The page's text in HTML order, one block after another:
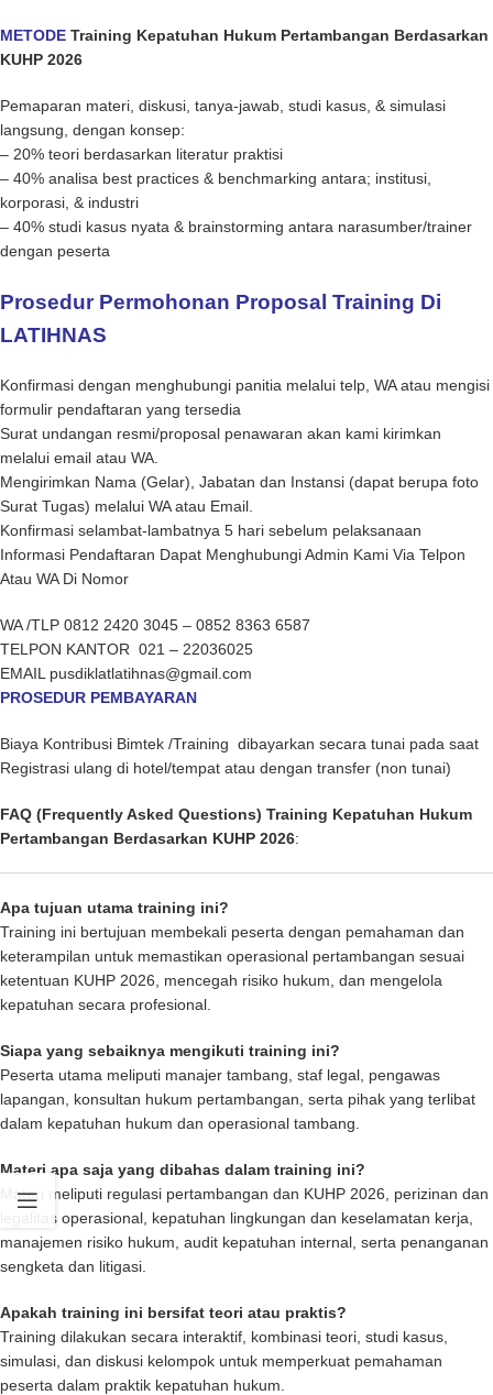
METODE Training Kepatuhan Hukum Pertambangan Berdasarkan
KUHP 2026
Pemaparan materi, diskusi, tanya-jawab, studi kasus, & simulasi
langsung, dengan konsep:
– 20% teori berdasarkan literatur praktisi
– 40% analisa best practices & benchmarking antara; institusi,
korporasi, & industri
– 40% studi kasus nyata & brainstorming antara narasumber/trainer
dengan peserta
Prosedur Permohonan Proposal Training Di
LATIHNAS
Konfirmasi dengan menghubungi panitia melalui telp, WA atau mengisi
formulir pendaftaran yang tersedia
Surat undangan resmi/proposal penawaran akan kami kirimkan
melalui email atau WA.
Mengirimkan Nama (Gelar), Jabatan dan Instansi (dapat berupa foto
Surat Tugas) melalui WA atau Email.
Konfirmasi selambat-lambatnya 5 hari sebelum pelaksanaan
Informasi Pendaftaran Dapat Menghubungi Admin Kami Via Telpon
Atau WA Di Nomor
WA /TLP 0812 2420 3045 – 0852 8363 6587
TELPON KANTOR 021 – 22036025
EMAIL pusdiklatlatihnas@gmail.com
PROSEDUR PEMBAYARAN
Biaya Kontribusi Bimtek /Training dibayarkan secara tunai pada saat
Registrasi ulang di hotel/tempat atau dengan transfer (non tunai)
FAQ (Frequently Asked Questions) Training Kepatuhan Hukum
Pertambangan Berdasarkan KUHP 2026:
Apa tujuan utama training ini?
Training ini bertujuan membekali peserta dengan pemahaman dan
keterampilan untuk memastikan operasional pertambangan sesuai
ketentuan KUHP 2026, mencegah risiko hukum, dan mengelola
kepatuhan secara profesional.
Siapa yang sebaiknya mengikuti training ini?
Peserta utama meliputi manajer tambang, staf legal, pengawas
lapangan, konsultan hukum pertambangan, serta pihak yang terlibat
dalam kepatuhan hukum dan operasional tambang.
Materi apa saja yang dibahas dalam training ini?
Materi meliputi regulasi pertambangan dan KUHP 2026, perizinan dan
legalitas operasional, kepatuhan lingkungan dan keselamatan kerja,
manajemen risiko hukum, audit kepatuhan internal, serta penanganan
sengketa dan litigasi.
Apakah training ini bersifat teori atau praktis?
Training dilakukan secara interaktif, kombinasi teori, studi kasus,
simulasi, dan diskusi kelompok untuk memperkuat pemahaman
peserta dalam praktik kepatuhan hukum.